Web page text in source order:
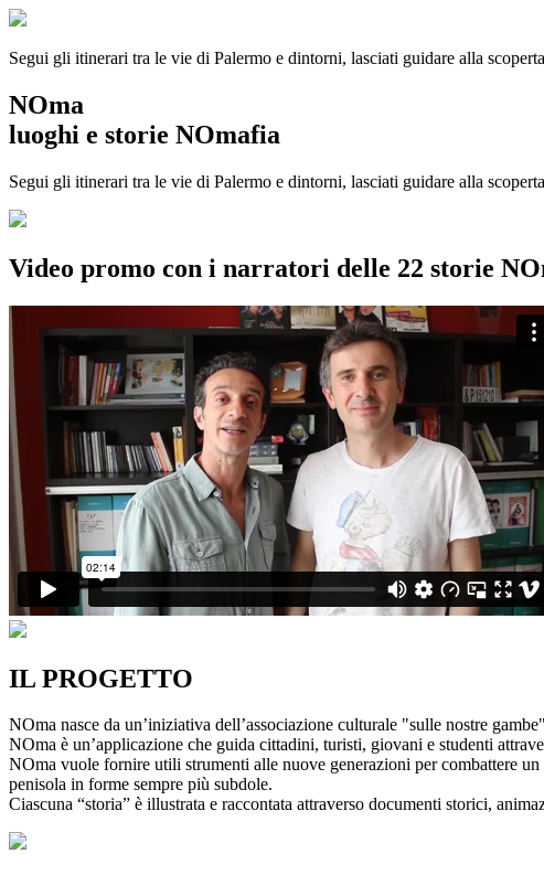
Segui gli itinerari tra le vie di Palermo e dintorni, lasciati guidare alla
NOma
luoghi e storie NOmafia
Segui gli itinerari tra le vie di Palermo e dintorni, lasciati guidare alla
Video promo con i narratori delle 22 storie
IL PROGETTO
NOma nasce da un’iniziativa dell’associazione culturale "sulle nostre
NOma è un’applicazione che guida cittadini, turisti, giovani e studenti
NOma vuole fornire utili strumenti alle nuove generazioni per combattere
penisola in forme sempre più subdole.
Ciascuna “storia” è illustrata e raccontata attraverso documenti storici,